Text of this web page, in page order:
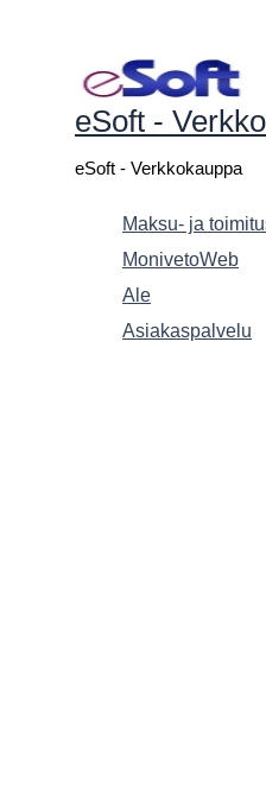
eSoft -
eSoft - Verkkokauppa
Maksu- ja
MonivetoWeb
Ale
Asiakaspalvelu